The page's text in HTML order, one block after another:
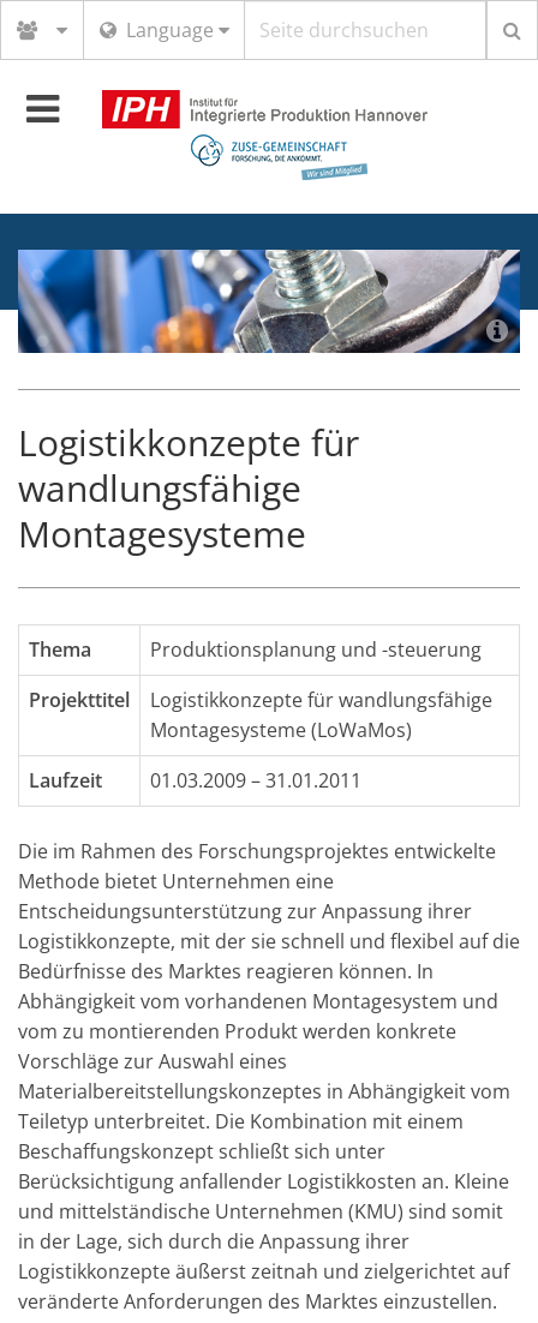
Language
Toggle
navigation
Logistikkonzepte für
wandlungsfähige
Montagesysteme
Thema
Produktionsplanung und -steuerung
Projekttitel
Logistikkonzepte für wandlungsfähige
Montagesysteme (LoWaMos)
Laufzeit
01.03.2009 – 31.01.2011
Die im Rahmen des Forschungsprojektes entwickelte
Methode bietet Unternehmen eine
Entscheidungsunterstützung zur Anpassung ihrer
Logistikkonzepte, mit der sie schnell und flexibel auf die
Bedürfnisse des Marktes reagieren können. In
Abhängigkeit vom vorhandenen Montagesystem und
vom zu montierenden Produkt werden konkrete
Vorschläge zur Auswahl eines
Materialbereitstellungskonzeptes in Abhängigkeit vom
Teiletyp unterbreitet. Die Kombination mit einem
Beschaffungskonzept schließt sich unter
Berücksichtigung anfallender Logistikkosten an. Kleine
und mittelständische Unternehmen (KMU) sind somit
in der Lage, sich durch die Anpassung ihrer
Logistikkonzepte äußerst zeitnah und zielgerichtet auf
veränderte Anforderungen des Marktes einzustellen.